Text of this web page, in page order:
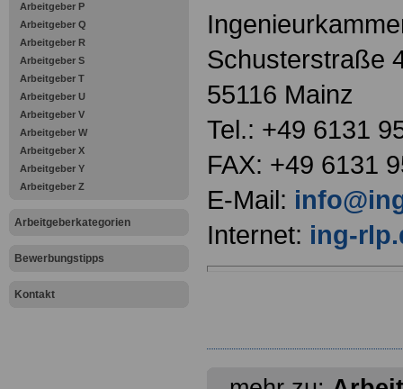
Arbeitgeber P
Arbeitgeber Q
Arbeitgeber R
Arbeitgeber S
Arbeitgeber T
Arbeitgeber U
Arbeitgeber V
Arbeitgeber W
Arbeitgeber X
Arbeitgeber Y
Arbeitgeber Z
Arbeitgeberkategorien
Bewerbungstipps
Kontakt
Schusterstraße
55116 Mainz
Tel.: +49 6131
FAX: +49 6131
E-Mail:
Internet: ing-